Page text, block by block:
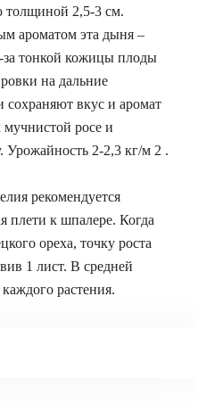
толщиной 2,5-3 см.
ароматом эта дыня –
за тонкой кожицы плоды
на дальние
сохраняют вкус и аромат
росе и
Урожайность 2-2,3 кг/м 2 .
рекомендуется
плети к шпалере. Когда
ореха, точку роста
1 лист. В средней
растения.